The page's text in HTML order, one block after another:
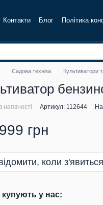
Контакти Блог Політика
Садова техніка Культиватори
наявності Артикул: 112644
грн
коли з'явиться
у нас: